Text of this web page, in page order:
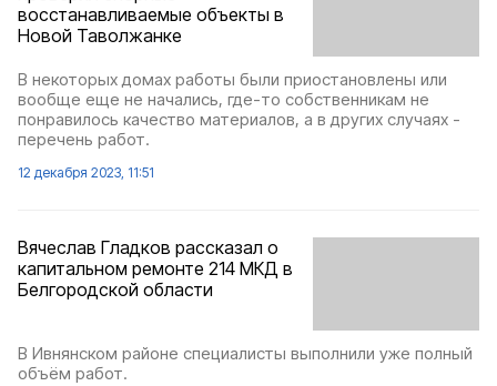
восстанавливаемые объекты в
Новой Таволжанке
В некоторых домах работы были приостановлены или
вообще еще не начались, где-то собственникам не
понравилось качество материалов, а в других случаях -
перечень работ.
12 декабря 2023, 11:51
Вячеслав Гладков рассказал о
капитальном ремонте 214 МКД в
Белгородской области
В Ивнянском районе специалисты выполнили уже полный
объём работ.